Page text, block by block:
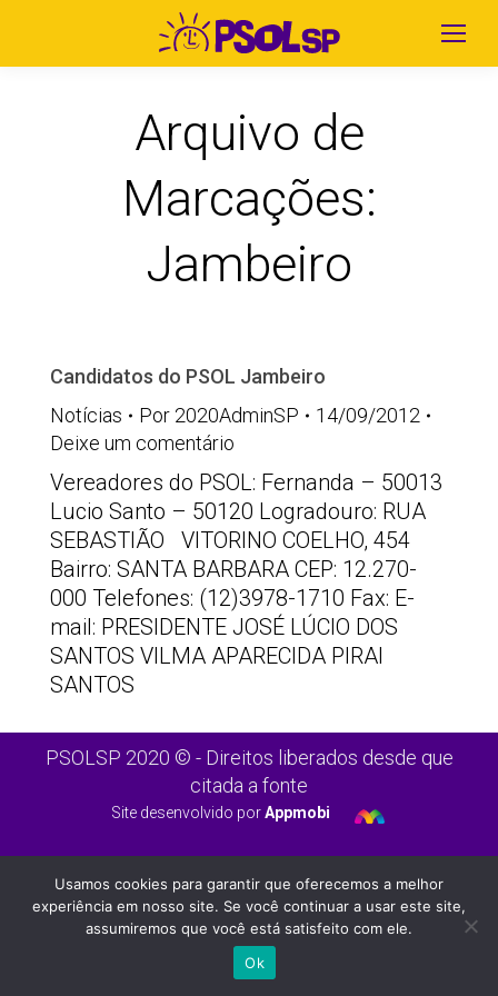
Arquivo de
Marcações:
Jambeiro
Candidatos do PSOL Jambeiro
Notícias
Por 2020AdminSP
14/09/2012
Deixe um comentário
Vereadores do PSOL: Fernanda – 50013
Lucio Santo – 50120 Logradouro: RUA
SEBASTIÃO VITORINO COELHO, 454
Bairro: SANTA BARBARA CEP: 12.270-
000 Telefones: (12)3978-1710 Fax: E-
mail: PRESIDENTE JOSÉ LÚCIO DOS
SANTOS VILMA APARECIDA PIRAI
SANTOS
PSOLSP 2020 © - Direitos liberados desde que
citada a fonte
Site desenvolvido porAppmobi
Usamos cookies para garantir que oferecemos a melhor
experiência em nosso site. Se você continuar a usar este site,
assumiremos que você está satisfeito com ele.
Ok